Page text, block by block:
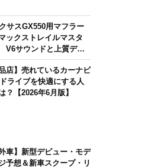
サスGX550用マフラー
ックストレイルマスタ
V6サウンドと上質デザ
店】売れているカーナビ
ライブを快適にする人
？【2026年6月版】
車】新型デビュー・モデ
予想＆新車スクープ・リ